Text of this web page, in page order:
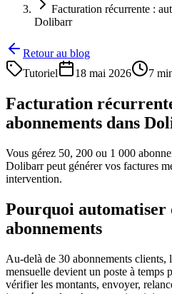
Facturation récurrente :
Dolibarr
Retour au blog
Tutoriel
18 mai 2026 7
Facturation
abonnements dans
Vous gérez 50, 200 ou 1 000
Dolibarr peut générer vos factures
intervention.
Pourquoi automatiser
abonnements
Au-delà de 30 abonnements clients,
mensuelle devient un poste à temps
vérifier les montants, envoyer,